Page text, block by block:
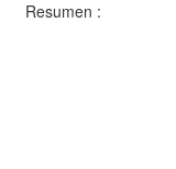
Resumen :